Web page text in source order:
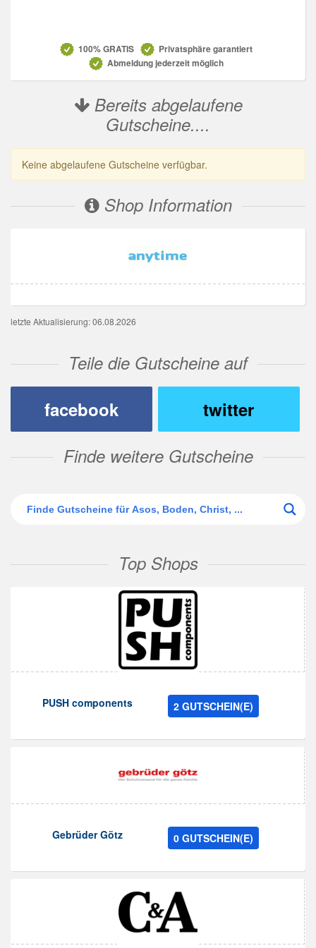
100% GRATIS
Privatsphäre garantiert
Abmeldung jederzeit möglich
Bereits abgelaufene
Gutscheine....
Keine abgelaufene Gutscheine verfügbar.
Shop Information
letzte Aktualisierung: 06.08.2026
Teile die Gutscheine auf
facebook
twitter
Finde weitere Gutscheine
Top Shops
PUSH components 2 GUTSCHEIN(E)
Gebrüder Götz 0 GUTSCHEIN(E)